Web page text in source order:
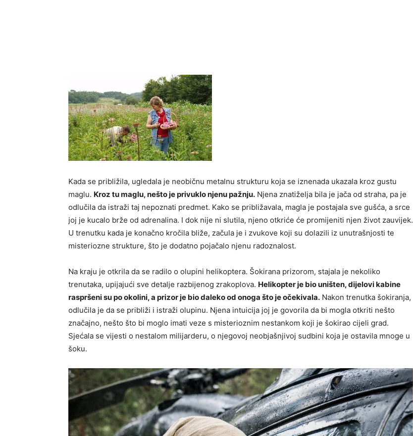
Kada se približila, ugledala je neobičnu metalnu strukturu koja se iznenada ukazala kroz gustu
maglu. Kroz tu maglu, nešto je privuklo njenu pažnju. Njena znatiželja bila je jača od straha, pa je
odlučila da istraži taj nepoznati predmet. Kako se približavala, magla je postajala sve gušća, a srce
joj je kucalo brže od adrenalina. I dok nije ni slutila, njeno otkriće će promijeniti njen život zauvijek.
U trenutku kada je konačno kročila bliže, začula je i zvukove koji su dolazili iz unutrašnjosti te
misteriozne strukture, što je dodatno pojačalo njenu radoznalost.
Na kraju je otkrila da se radilo o olupini helikoptera. Šokirana prizorom, stajala je nekoliko
trenutaka, upijajući sve detalje razbijenog zrakoplova. Helikopter je bio uništen, dijelovi kabine
raspršeni su po okolini, a prizor je bio daleko od onoga što je očekivala. Nakon trenutka šokiranja,
odlučila je da se približi i istraži olupinu. Njena intuicija joj je govorila da bi mogla otkriti nešto
značajno, nešto što bi moglo imati veze s misterioznim nestankom koji je šokirao cijeli grad.
Sjećala se vijesti o nestalom milijarderu, o njegovoj neobjašnjivoj sudbini koja je ostavila mnoge u
šoku.